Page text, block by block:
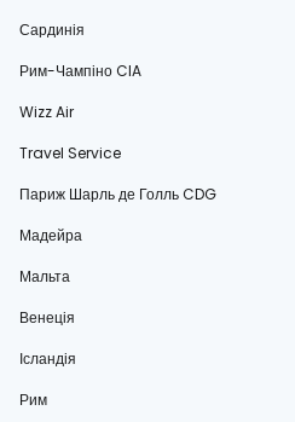
Сардинія
Рим-Чампіно CIA
Wizz Air
Travel Service
Париж Шарль де Голль CDG
Мадейра
Мальта
Венеція
Ісландія
Рим